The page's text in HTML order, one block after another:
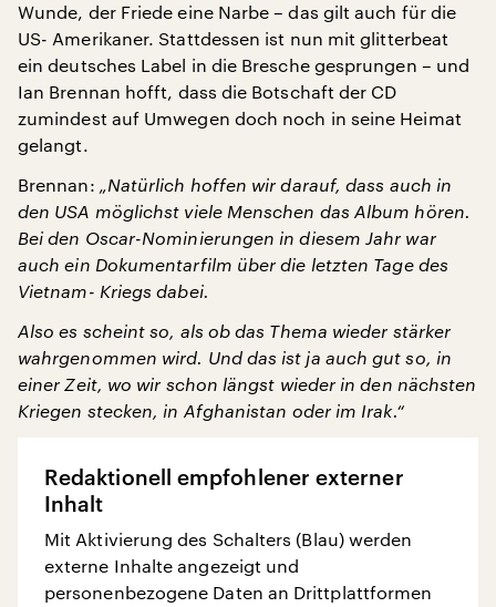
Wunde, der Friede eine Narbe – das gilt auch für die
US- Amerikaner. Stattdessen ist nun mit glitterbeat
ein deutsches Label in die Bresche gesprungen – und
Ian Brennan hofft, dass die Botschaft der CD
zumindest auf Umwegen doch noch in seine Heimat
gelangt.
Brennan: „Natürlich hoffen wir darauf, dass auch in
den USA möglichst viele Menschen das Album hören.
Bei den Oscar-Nominierungen in diesem Jahr war
auch ein Dokumentarfilm über die letzten Tage des
Vietnam- Kriegs dabei.
Also es scheint so, als ob das Thema wieder stärker
wahrgenommen wird. Und das ist ja auch gut so, in
einer Zeit, wo wir schon längst wieder in den nächsten
Kriegen stecken, in Afghanistan oder im Irak.“
Redaktionell empfohlener externer
Inhalt
Mit Aktivierung des Schalters (Blau) werden
externe Inhalte angezeigt und
personenbezogene Daten an Drittplattformen